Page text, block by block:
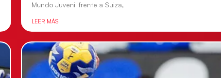
Mundo Juvenil frente a Suiza,
LEER MÁS